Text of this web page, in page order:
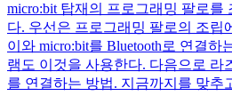
micro:bit 탑재의 프로그래밍 팔로를
다. 우선은 프로그래밍 팔로의 조립
이와 micro:bit를 Bluetooth로 연결하
램도 이것을 사용한다. 다음으로 라
를 연결하는 방법. 지금까지를 맞추